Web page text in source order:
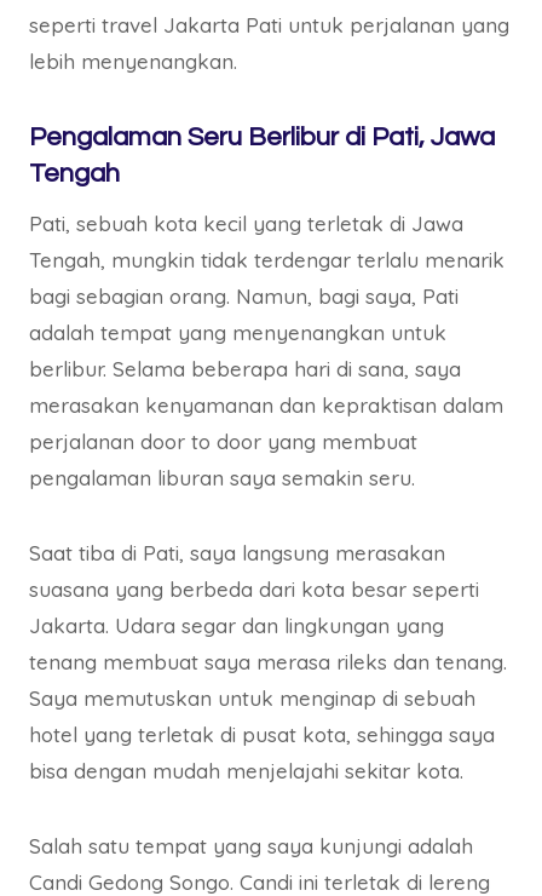
seperti travel Jakarta Pati untuk perjalanan yang
lebih menyenangkan.
Pengalaman Seru Berlibur di Pati, Jawa
Tengah
Pati, sebuah kota kecil yang terletak di Jawa
Tengah, mungkin tidak terdengar terlalu menarik
bagi sebagian orang. Namun, bagi saya, Pati
adalah tempat yang menyenangkan untuk
berlibur. Selama beberapa hari di sana, saya
merasakan kenyamanan dan kepraktisan dalam
perjalanan door to door yang membuat
pengalaman liburan saya semakin seru.
Saat tiba di Pati, saya langsung merasakan
suasana yang berbeda dari kota besar seperti
Jakarta. Udara segar dan lingkungan yang
tenang membuat saya merasa rileks dan tenang.
Saya memutuskan untuk menginap di sebuah
hotel yang terletak di pusat kota, sehingga saya
bisa dengan mudah menjelajahi sekitar kota.
Salah satu tempat yang saya kunjungi adalah
Candi Gedong Songo. Candi ini terletak di lereng